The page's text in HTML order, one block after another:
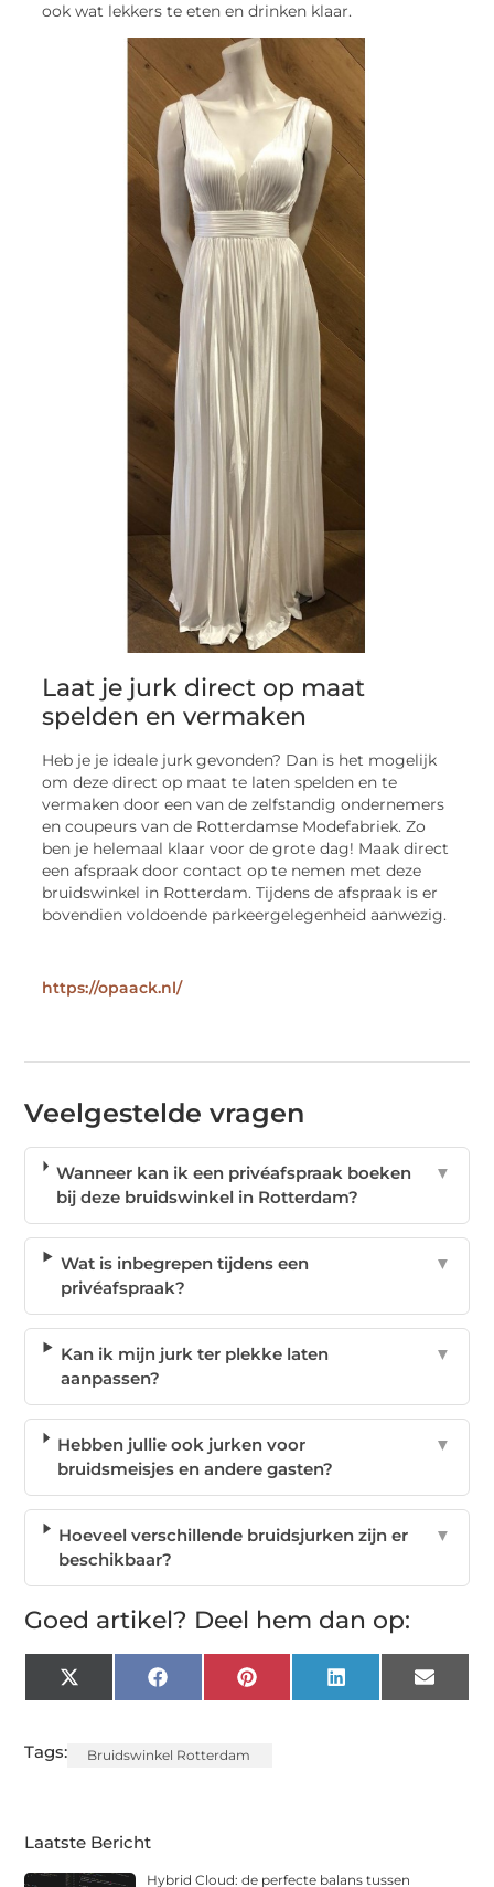
ook wat lekkers te eten en drinken klaar.
Laat je jurk direct op maat
spelden en vermaken
Heb je je ideale jurk gevonden? Dan is het mogelijk
om deze direct op maat te laten spelden en te
vermaken door een van de zelfstandig ondernemers
en coupeurs van de Rotterdamse Modefabriek. Zo
ben je helemaal klaar voor de grote dag! Maak direct
een afspraak door contact op te nemen met deze
bruidswinkel in Rotterdam. Tijdens de afspraak is er
bovendien voldoende parkeergelegenheid aanwezig.
https://opaack.nl/
Veelgestelde vragen
Wanneer kan ik een privéafspraak boeken
bij deze bruidswinkel in Rotterdam?
▼
Wat is inbegrepen tijdens een
privéafspraak?
▼
Kan ik mijn jurk ter plekke laten
aanpassen?
▼
Hebben jullie ook jurken voor
bruidsmeisjes en andere gasten?
▼
Hoeveel verschillende bruidsjurken zijn er
beschikbaar?
▼
Goed artikel? Deel hem dan op:
X
(Twitter)
FacebookPinterest LinkedIn Email
Tags: Bruidswinkel Rotterdam
Laatste Bericht
Hybrid Cloud: de perfecte balans tussen